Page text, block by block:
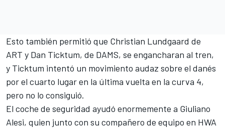
Esto también permitió que Christian Lundgaard de
ART y Dan Ticktum, de DAMS, se engancharan al tren,
y Ticktum intentó un movimiento audaz sobre el danés
por el cuarto lugar en la última vuelta en la curva 4,
pero no lo consiguió.
El coche de seguridad ayudó enormemente a Giuliano
Alesi, quien junto con su compañero de equipo en HWA